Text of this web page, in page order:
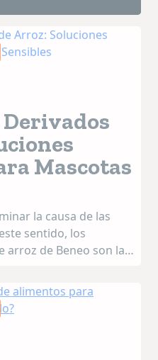
Mascotas
la causa de las
sentido, los
arroz de Beneo son la
y son una buena